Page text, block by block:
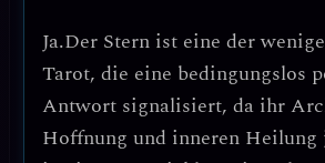
Ja.Der Stern ist eine der
Tarot, die eine bedingungslos
Antwort signalisiert, da ihr
Hoffnung und inneren Heilung